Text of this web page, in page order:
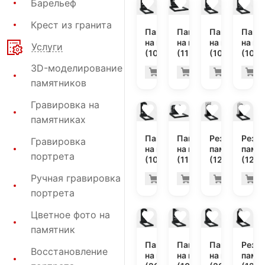
Барельеф
Крест из гранита
Услуги
3D-моделирование
памятников
Гравировка на
памятниках
Гравировка
портрета
Ручная гравировка
портрета
Цветное фото на
памятник
Восстановление
Памятник
на могилу
(10-665)
29.600
Купить
Памятник
на могилу
(11-186)
Купить
Памятник
на могилу
(10-372)
Купить
на
(10-
Памятник
на могилу
(10-329)
38.100
Купить
Памятник
на могилу
(11-307)
Купить
Резной
памятник
(12-203)
Купить
(12-
Памятник
на могилу
Памятник
на могилу
Памятник
на могилу